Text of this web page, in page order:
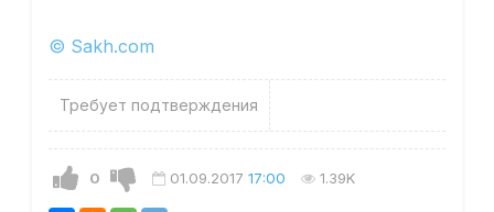
© Sakh.com
Требует подтверждения
0 01.09.2017 17:00 1.39K